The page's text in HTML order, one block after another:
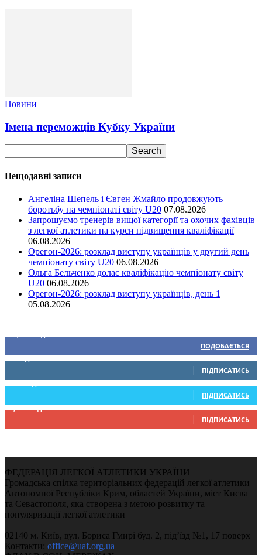
Новини
Імена переможців Кубку України
Нещодавні записи
Ангеліна Шепель і Євген Жмайло продовжують
боротьбу на чемпіонаті світу U20 07.08.2026
Запрошуємо тренерів вищої категорії та охочих фахівців
з легкої атлетики на курси підвищення кваліфікації
06.08.2026
Орегон-2026: розклад виступу українців у другий день
чемпіонату світу U20 06.08.2026
Ольга Бельченко долає кваліфікацію чемпіонату світу
U20 06.08.2026
Орегон-2026: розклад виступу українців, день 1
05.08.2026
ПОДОБАЄТЬСЯ
0 Підписників
ПІДПИСАТИСЬ
234 Підписників
ПІДПИСАТИСЬ
9,370 Підписників
ПІДПИСАТИСЬ
ФЕДЕРАЦІЯ ЛЕГКОЇ АТЛЕТИКИ УКРАЇНИ
Громадська спілка територіальних федерацій легкої атлетики
Автономної Республіки Крим, областей України, міст Києва
та Севастополя, яка створена з метою розвитку та
популяризації легкої атлетики
02140 м. Київ, вул. Бориса Гмирі буд. 2, під’їзд №1, 17 поверх
Контакти: office@uaf.org.ua